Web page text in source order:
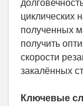
циклических
полученных
получить
скорости
закалённых
Ключевые